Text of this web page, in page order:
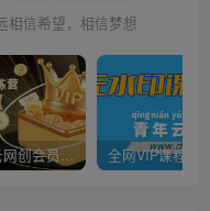
相信希望，相信梦想
加入青年云网创会员，全站资源免费学习。加入高级合伙人，推广日入1000+